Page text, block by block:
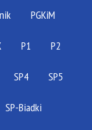
PGKiM
P1 P2
SP4 SP5
SP-Biadki